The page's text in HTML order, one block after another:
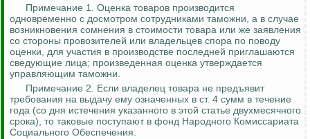
Примечание 1. Оценка товаров производится
одновременно с досмотром сотрудниками таможни, а в случае
возникновения сомнения в стоимости товара или же заявления
со стороны провозителей или владельцев спора по поводу
оценки, для участия в производстве последней приглашаются
сведующие лица; произведенная оценка утверждается
управляющим таможни.
Примечание 2. Если владелец товара не предъявит
требования на выдачу ему означенных в ст. 4 сумм в течение
года (со дня истечения указанного в этой статье двухмесячного
срока), то таковые поступают в фонд Народного Комиссариата
Социального Обеспечения.